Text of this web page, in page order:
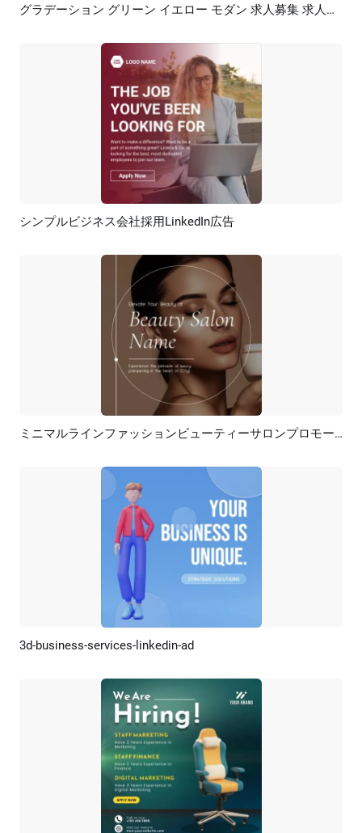
プレビュー AI再生成 グラデーション グリーン イエロー モダン 求人募集 求人広告 LinkedIn 投稿
プレビュー AI再生成
シンプルビジネス会社採用LinkedIn広告
プレビュー AI再生成 ミニマルラインファッションビューティーサロンプロモーションLinkedIn広告
プレビュー カスタマイズ
3d-business-services-linkedin-ad